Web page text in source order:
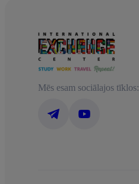
Mēs esam sociālajos tīklos: